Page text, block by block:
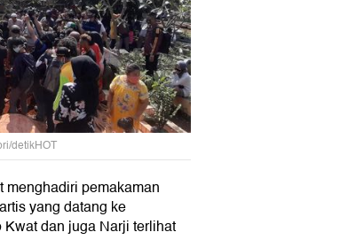
detikHOT
pemakaman
yang datang ke
dan juga Narji terlihat